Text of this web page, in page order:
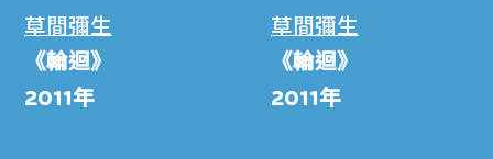
草間彌生
《輪迴》
2011年
草間彌生
《輪迴》
2011年